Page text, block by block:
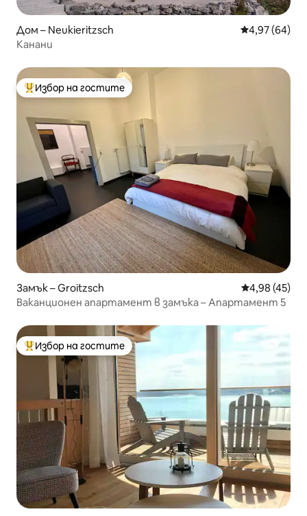
Дом – Neukieritzsch Средна
4,97 (64)
Канани
Най-популярен избор на гостите
Избор на гостите
Замък – Groitzsch Средна
4,98 (45)
Ваканционен апартамент в замъка – Апартамент 5
Най-популярен избор на гостите
Избор на гостите